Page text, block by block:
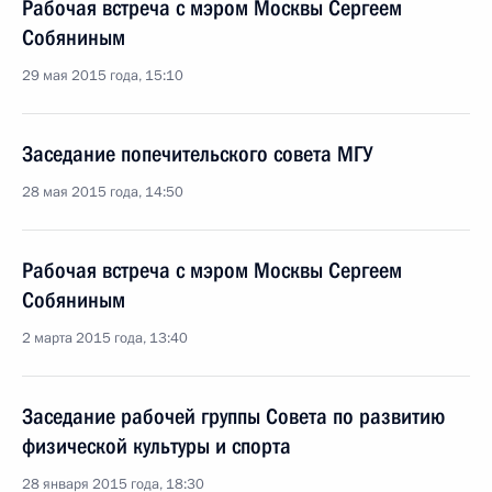
Рабочая встреча с мэром Москвы Сергеем
Собяниным
29 мая 2015 года, 15:10
Заседание попечительского совета МГУ
28 мая 2015 года, 14:50
Рабочая встреча с мэром Москвы Сергеем
Собяниным
2 марта 2015 года, 13:40
Заседание рабочей группы Совета по развитию
физической культуры и спорта
28 января 2015 года, 18:30